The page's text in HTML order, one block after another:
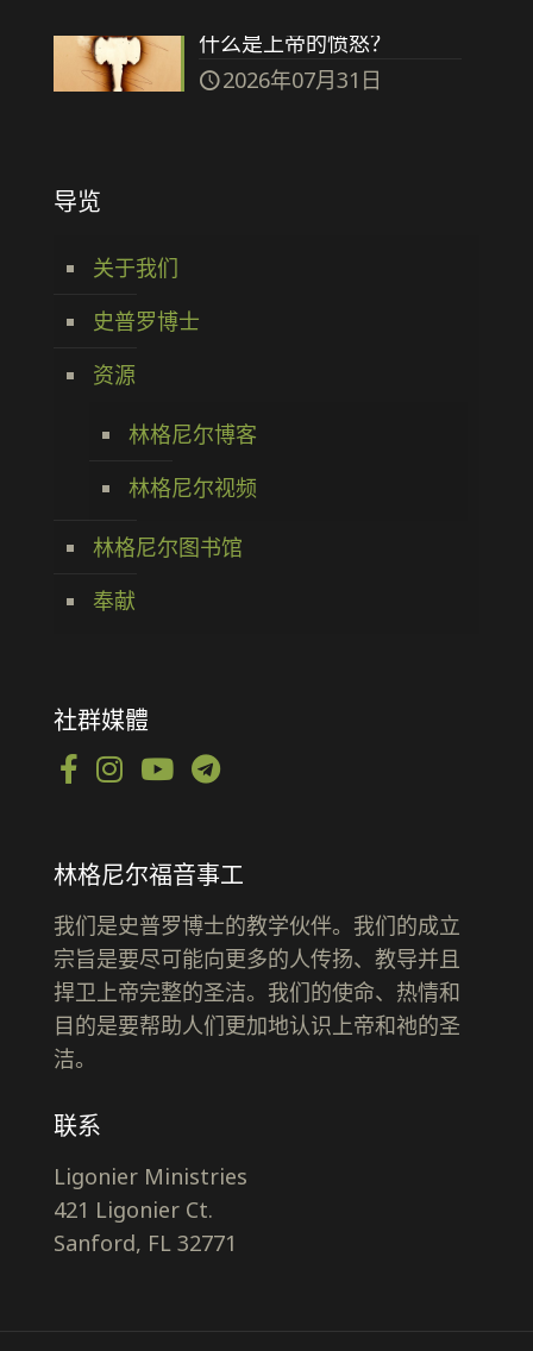
什么是上帝的愤怒？
2026年07月31日
导览
关于我们
史普罗博士
资源
林格尼尔博客
林格尼尔视频
林格尼尔图书馆
奉献
社群媒體
林格尼尔福音事工
我们是史普罗博士的教学伙伴。我们的成立
宗旨是要尽可能向更多的人传扬、教导并且
捍卫上帝完整的圣洁。我们的使命、热情和
目的是要帮助人们更加地认识上帝和祂的圣
洁。
联系
Ligonier Ministries
421 Ligonier Ct.
Sanford, FL 32771